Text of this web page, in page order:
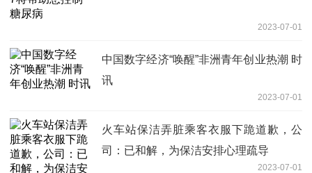
2023-07-01
中国数字经济“唤醒”非洲青年创业热潮 时
讯
2023-07-01
火车站保洁弄脏乘客衣服下跪道歉，公
司：已和解，为保洁安排心理疏导
2023-07-01